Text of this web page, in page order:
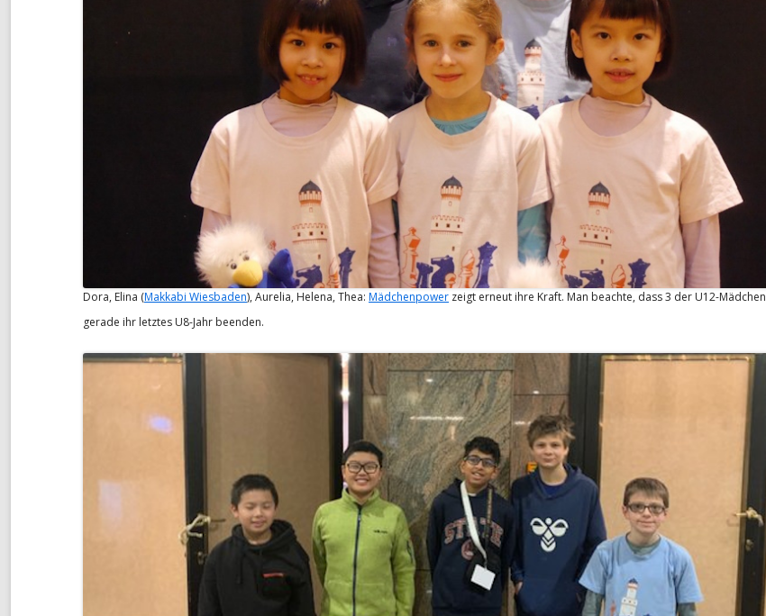
Dora, Elina (Makkabi Wiesbaden), Aurelia, Helena, Thea: Mädchenpower zeigt erneut ihre Kraft. Man beachte, dass 3 der U12-Mädchen
gerade ihr letztes U8-Jahr beenden.